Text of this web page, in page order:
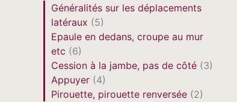
Généralités sur les déplacements
latéraux (5)
Epaule en dedans, croupe au mur
etc (6)
Cession à la jambe, pas de côté (3)
Appuyer (4)
Pirouette, pirouette renversée (2)